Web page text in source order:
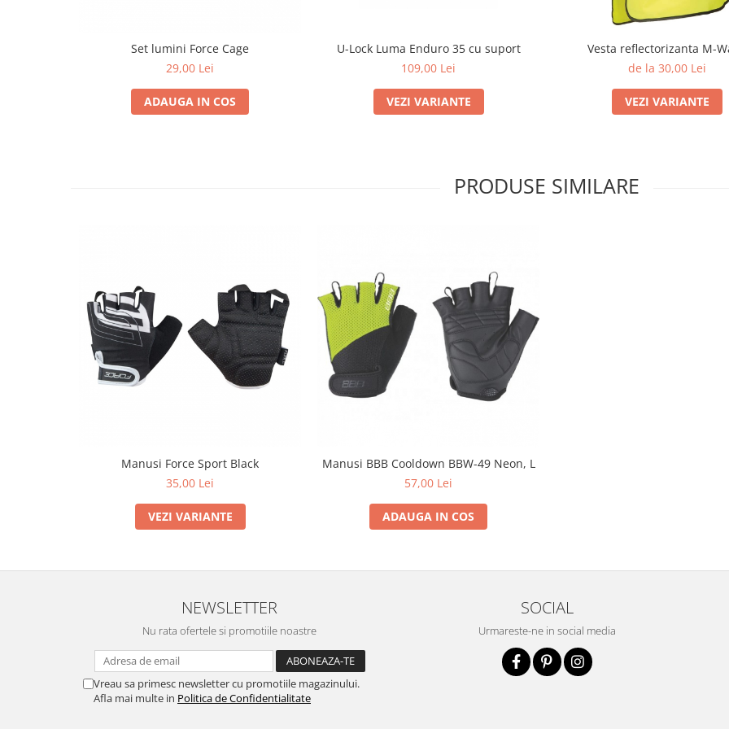
Set lumini Force Cage
29,00 Lei
ADAUGA IN COS
U-Lock Luma Enduro 35 cu suport
109,00 Lei
VEZI VARIANTE
Vesta reflectorizanta M-
de la 30,00 Lei
VEZI VARIANTE
PRODUSE SIMILARE
Manusi Force Sport Black
35,00 Lei
VEZI VARIANTE
Manusi BBB Cooldown BBW-49 Neon, L
57,00 Lei
ADAUGA IN COS
NEWSLETTER
Nu rata ofertele si promotiile noastre
Vreau sa primesc newsletter cu promotiile magazinului.
Afla mai multe in Politica de Confidentialitate
SOCIAL
Urmareste-ne in social media